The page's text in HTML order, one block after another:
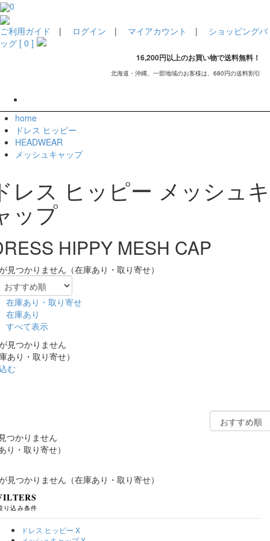
0
ご利用ガイド | ログイン | マイアカウント | ショッピングバ
ッグ [ 0 ]
16,200円以上のお買い物で送料無料！
北海道・沖縄、一部地域のお客様は、680円の送料割引
home
ドレス ヒッピー
HEADWEAR
メッシュキャップ
レス ヒッピー メッシュキ
ップ
HIPPY MESH CAP
見つかりません（在庫あり・取り寄せ）
在庫あり・取り寄せ
在庫あり
すべて表示
見つかりません
あり・取り寄せ）
む
つかりません
り・取り寄せ）
見つかりません（在庫あり・取り寄せ）
り込み条件
ドレス ヒッピー X